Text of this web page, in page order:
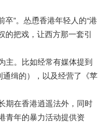
卒”。怂恿香港年轻人的“港
的把戏，让西方那一套引
主。比如经常有媒体提到
通缉的），以及经营了《苹
期在香港逍遥法外，同时
青年的暴力活动提供资